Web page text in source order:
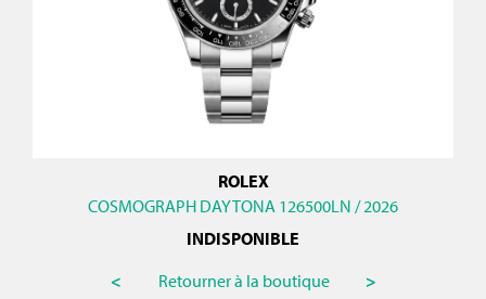
ROLEX
COSMOGRAPH DAYTONA 126500LN / 2026
INDISPONIBLE
<
Retourner à la boutique >